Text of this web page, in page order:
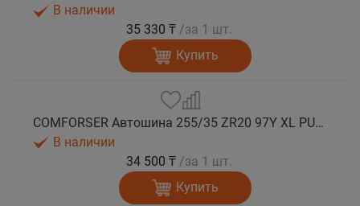
В наличии
35 330 ₸ /за 1 шт.
Купить
COMFORSER Автошина 255/35 ZR20 97Y XL PURESPEED лето
В наличии
34 500 ₸ /за 1 шт.
Купить